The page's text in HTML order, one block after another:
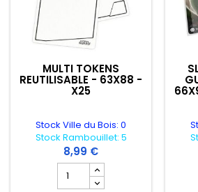
MULTI TOKENS
REUTILISABLE - 63X88 -
X25
Stock Ville du Bois: 0
Stock Rambouillet: 5
8,99 €
Champ quantité du produit